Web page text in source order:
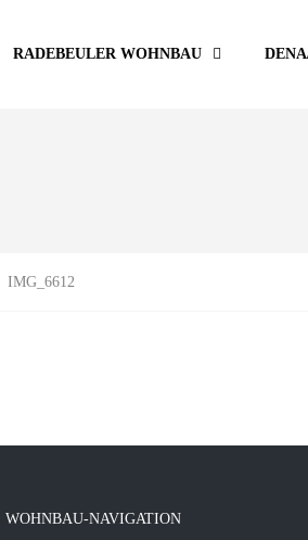
RADEBEULER WOHNBAU
IMG_6612
WOHNBAU-NAVIGATION